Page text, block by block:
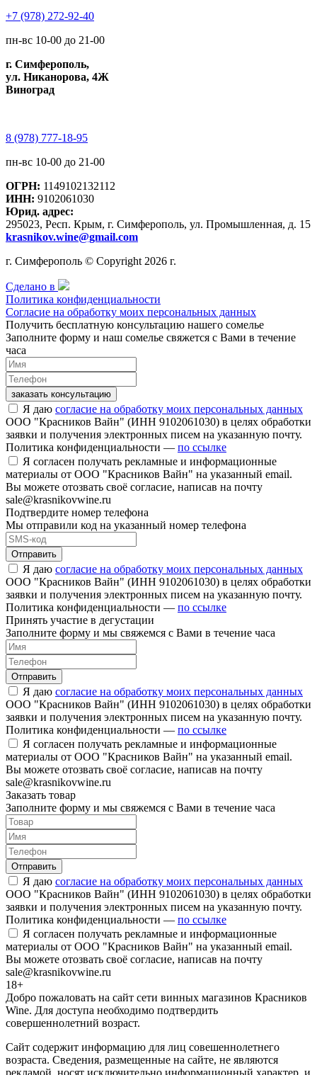
+7 (978) 272-92-40
пн-вс 10-00 до 21-00
г. Симферополь,
ул. Никанорова, 4Ж
Виноград
8 (978) 777-18-95
пн-вс 10-00 до 21-00
ОГРН: 1149102132112
ИНН: 9102061030
Юрид. адрес:
295023, Респ. Крым, г. Симферополь, ул. Промышленная, д. 15
krasnikov.wine@gmail.com
г. Симферополь © Copyright 2026 г.
Сделано в
Политика конфиденциальности
Согласие на обработку моих персональных данных
Получить бесплатную консультацию нашего сомелье
Заполните форму и наш сомелье свяжется с Вами в течение
часа
заказать консультацию
Я даю согласие на обработку моих персональных данных
ООО "Красников Вайн" (ИНН 9102061030) в целях обработки
заявки и получения электронных писем на указанную почту.
Политика конфиденциальности — по ссылке
Я согласен получать рекламные и информационные
материалы от ООО "Красников Вайн" на указанный email.
Вы можете отозвать своё согласие, написав на почту
sale@krasnikovwine.ru
Подтвердите номер телефона
Мы отправили код на указанный номер телефона
Отправить
Я даю согласие на обработку моих персональных данных
ООО "Красников Вайн" (ИНН 9102061030) в целях обработки
заявки и получения электронных писем на указанную почту.
Политика конфиденциальности — по ссылке
Принять участие в дегустации
Заполните форму и мы свяжемся с Вами в течение часа
Отправить
Я даю согласие на обработку моих персональных данных
ООО "Красников Вайн" (ИНН 9102061030) в целях обработки
заявки и получения электронных писем на указанную почту.
Политика конфиденциальности — по ссылке
Я согласен получать рекламные и информационные
материалы от ООО "Красников Вайн" на указанный email.
Вы можете отозвать своё согласие, написав на почту
sale@krasnikovwine.ru
Заказать товар
Заполните форму и мы свяжемся с Вами в течение часа
Отправить
Я даю согласие на обработку моих персональных данных
ООО "Красников Вайн" (ИНН 9102061030) в целях обработки
заявки и получения электронных писем на указанную почту.
Политика конфиденциальности — по ссылке
Я согласен получать рекламные и информационные
материалы от ООО "Красников Вайн" на указанный email.
Вы можете отозвать своё согласие, написав на почту
sale@krasnikovwine.ru
18+
Добро пожаловать на сайт сети винных магазинов Красников
Wine. Для доступа необходимо подтвердить
совершеннолетний возраст.
Сайт содержит информацию для лиц совешеннолетнего
возраста. Сведения, размещенные на сайте, не являются
рекламой, носят исключительно информационный характер, и